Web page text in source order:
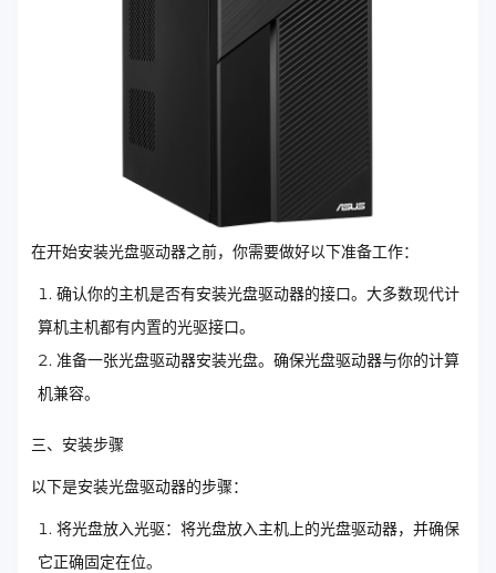
在开始安装光盘驱动器之前，你需要做好以下准备工作：
确认你的主机是否有安装光盘驱动器的接口。大多数现代计
算机主机都有内置的光驱接口。
准备一张光盘驱动器安装光盘。确保光盘驱动器与你的计算
机兼容。
三、安装步骤
以下是安装光盘驱动器的步骤：
将光盘放入光驱：将光盘放入主机上的光盘驱动器，并确保
它正确固定在位。